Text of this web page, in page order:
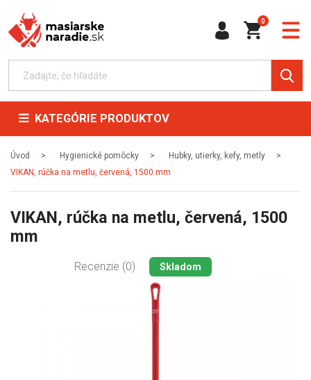
0
KATEGÓRIE PRODUKTOV
Úvod Hygienické pomôcky
Hubky, utierky, kefy, metly
VIKAN, rúčka na metlu, červená, 1500 mm
VIKAN, rúčka na metlu, červená, 1500
mm
Recenzie (0) Skladom